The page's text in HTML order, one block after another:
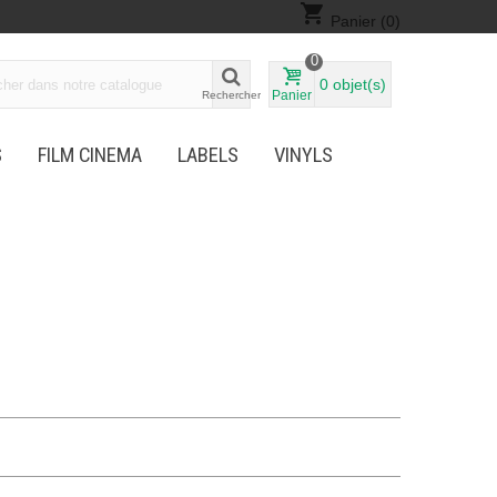
shopping_cart Panier (0)
Rechercher Panier
0
0 objet(s)
FILM CINEMA LABELS VINYLS